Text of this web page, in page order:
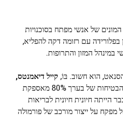
של אנשי מפתח בסוכנויות
בפלורידה עם רזומה דקה להפליא,
במינהל המזון והתרופות.
הוא חשוב. בּוֹ, קייל דיאמנטס,
37, יהיה אחראי להבטיח את הבטיחות של בערך 80% מאספקת
הייתה חיונית חיונית לבריאות
מפקח על ייצור מורכב של פורמולה